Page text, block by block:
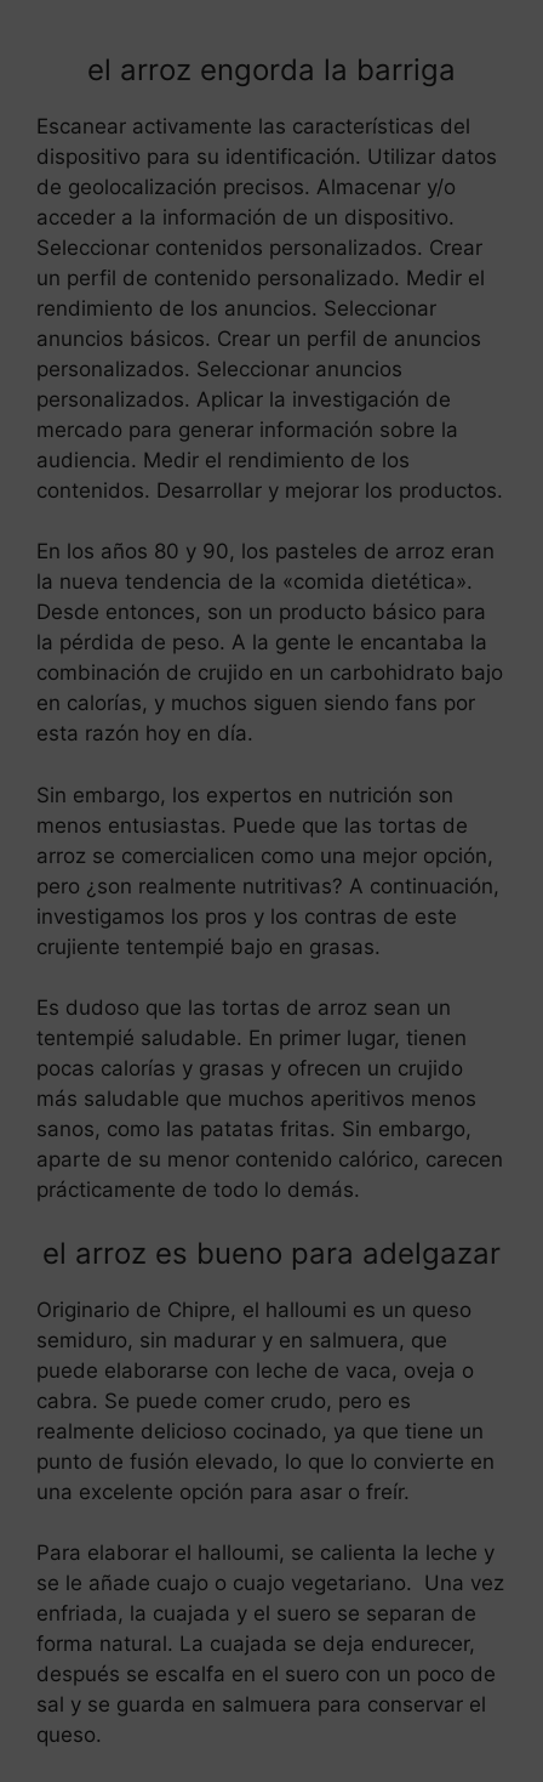
el arroz engorda la barriga
Escanear activamente las características del
dispositivo para su identificación. Utilizar datos
de geolocalización precisos. Almacenar y/o
acceder a la información de un dispositivo.
Seleccionar contenidos personalizados. Crear
un perfil de contenido personalizado. Medir el
rendimiento de los anuncios. Seleccionar
anuncios básicos. Crear un perfil de anuncios
personalizados. Seleccionar anuncios
personalizados. Aplicar la investigación de
mercado para generar información sobre la
audiencia. Medir el rendimiento de los
contenidos. Desarrollar y mejorar los productos.
En los años 80 y 90, los pasteles de arroz eran
la nueva tendencia de la «comida dietética».
Desde entonces, son un producto básico para
la pérdida de peso. A la gente le encantaba la
combinación de crujido en un carbohidrato bajo
en calorías, y muchos siguen siendo fans por
esta razón hoy en día.
Sin embargo, los expertos en nutrición son
menos entusiastas. Puede que las tortas de
arroz se comercialicen como una mejor opción,
pero ¿son realmente nutritivas? A continuación,
investigamos los pros y los contras de este
crujiente tentempié bajo en grasas.
Es dudoso que las tortas de arroz sean un
tentempié saludable. En primer lugar, tienen
pocas calorías y grasas y ofrecen un crujido
más saludable que muchos aperitivos menos
sanos, como las patatas fritas. Sin embargo,
aparte de su menor contenido calórico, carecen
prácticamente de todo lo demás.
el arroz es bueno para adelgazar
Originario de Chipre, el halloumi es un queso
semiduro, sin madurar y en salmuera, que
puede elaborarse con leche de vaca, oveja o
cabra. Se puede comer crudo, pero es
realmente delicioso cocinado, ya que tiene un
punto de fusión elevado, lo que lo convierte en
una excelente opción para asar o freír.
Para elaborar el halloumi, se calienta la leche y
se le añade cuajo o cuajo vegetariano. Una vez
enfriada, la cuajada y el suero se separan de
forma natural. La cuajada se deja endurecer,
después se escalfa en el suero con un poco de
sal y se guarda en salmuera para conservar el
queso.